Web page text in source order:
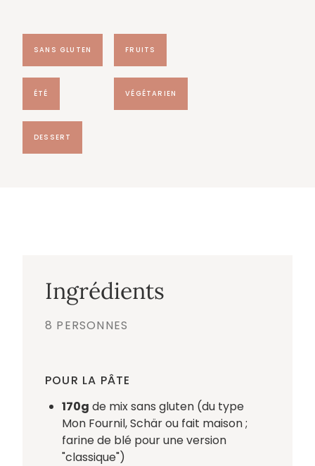
SANS GLUTEN FRUITS
ÉTÉ VÉGÉTARIEN
DESSERT
Ingrédients
8 PERSONNES
POUR LA PÂTE
170g de mix sans gluten (du type
Mon Fournil, Schär ou fait maison ;
farine de blé pour une version
"classique")